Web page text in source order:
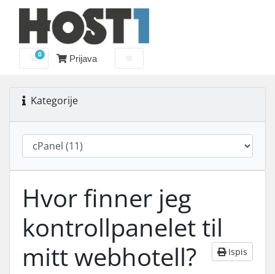
0
Košarica Prijava
Kategorije
Hvor finner jeg
kontrollpanelet til
mitt webhotell?
Ispis